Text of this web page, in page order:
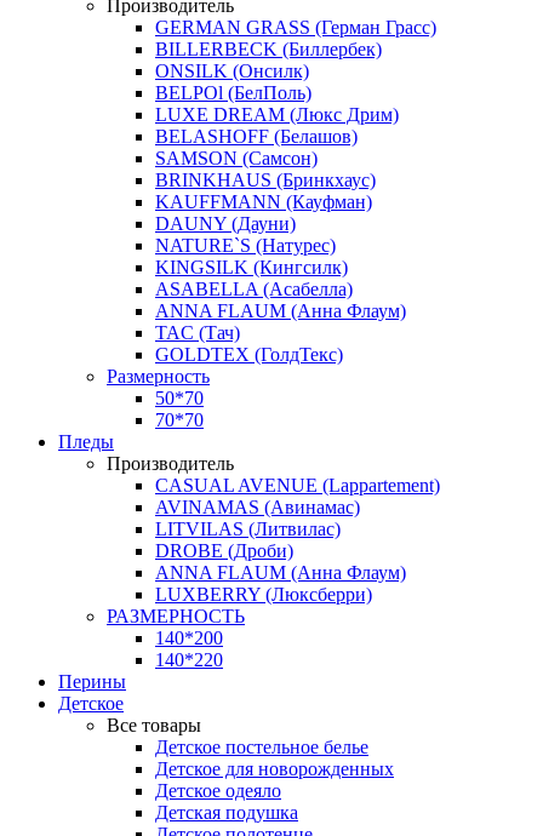
Производитель
GERMAN GRASS (Герман Грасс)
BILLERBECK (Биллербек)
ONSILK (Онсилк)
BELPOl (БелПоль)
LUXE DREAM (Люкс Дрим)
BELASHOFF (Белашов)
SAMSON (Самсон)
BRINKHAUS (Бринкхаус)
KAUFFMANN (Кауфман)
DAUNY (Дауни)
NATURE`S (Натурес)
KINGSILK (Кингсилк)
ASABELLA (Асабелла)
ANNA FLAUM (Анна Флаум)
TAC (Тач)
GOLDTEX (ГолдТекс)
Размерность
50*70
70*70
Пледы
Производитель
CASUAL AVENUE (Lappartement)
AVINAMAS (Авинамас)
LITVILAS (Литвилас)
DROBE (Дроби)
ANNA FLAUM (Анна Флаум)
LUXBERRY (Люксберри)
РАЗМЕРНОСТЬ
140*200
140*220
Перины
Детское
Все товары
Детское постельное белье
Детское для новорожденных
Детское одеяло
Детская подушка